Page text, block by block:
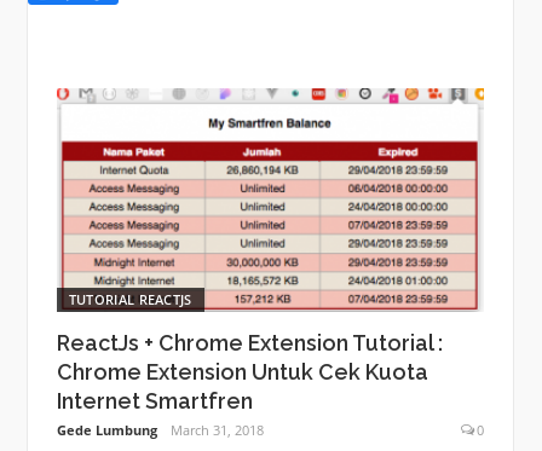
TUTORIAL REACTJS
ReactJs + Chrome Extension Tutorial :
Chrome Extension Untuk Cek Kuota
Internet Smartfren
Gede Lumbung March 31, 2018 0